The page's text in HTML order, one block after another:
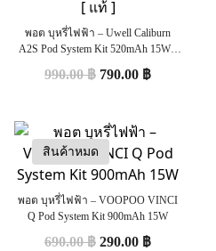
พอต บุหรี่ไฟฟ้า – Uwell Caliburn
A2S Pod System Kit 520mAh 15W [
990.00฿ 790.00 ฿
สินค้าหมด
พอต บุหรี่ไฟฟ้า – VOOPOO VINCI
Q Pod System Kit 900mAh 15W
690.00฿ 290.00 ฿